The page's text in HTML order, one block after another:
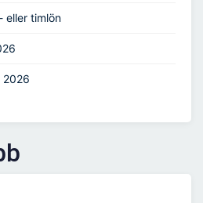
eller timlön
2026